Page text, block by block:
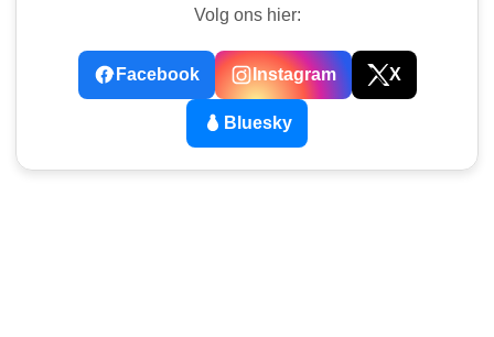
Volg ons hier:
Facebook Instagram X
Bluesky